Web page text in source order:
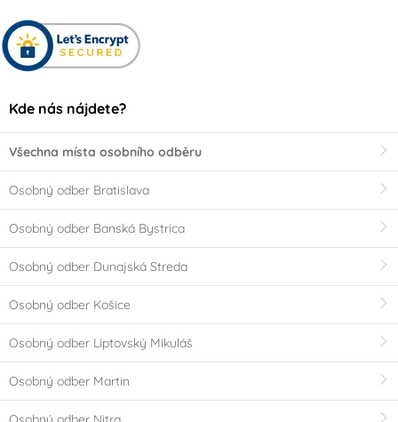
Kde nás nájdete?
Všechna místa osobního odběru
Osobný odber Bratislava
Osobný odber Banská Bystrica
Osobný odber Dunajská Streda
Osobný odber Košice
Osobný odber Liptovský Mikuláš
Osobný odber Martin